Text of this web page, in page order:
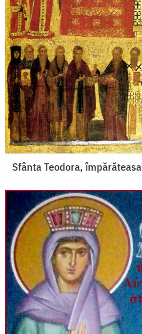
Sfânta Teodora, împărăteasa